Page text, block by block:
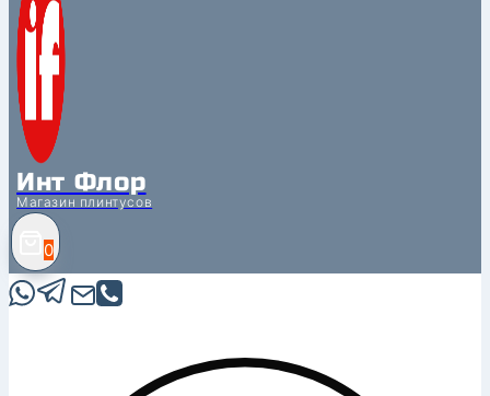
Инт Флор
Магазин плинтусов
0